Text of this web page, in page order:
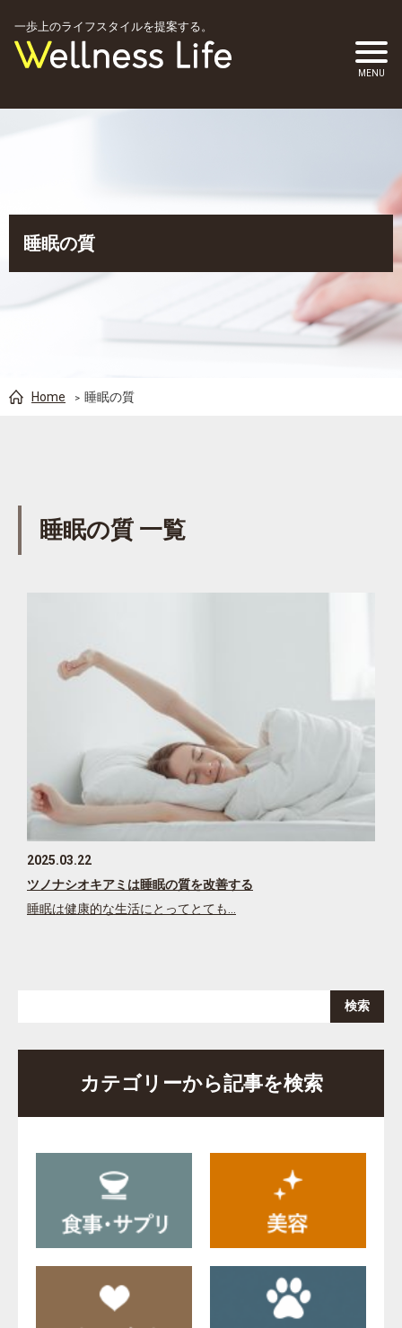
一歩上のライフスタイルを提案する。
睡眠の質
Home 睡眠の質
睡眠の質 一覧
2025.03.22
ツノナシオキアミは睡眠の質を改善する
睡眠は健康的な生活にとってとても…
カテゴリーから記事を検索